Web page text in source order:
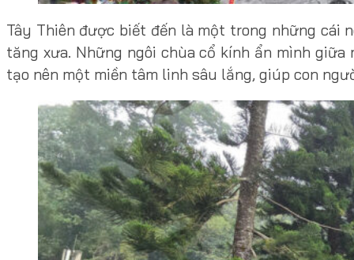
Tây Thiên được biết đến là một trong những cái
tăng xưa. Những ngôi chùa cổ kính ẩn mình
tạo nên một miền tâm linh sâu lắng, giúp con